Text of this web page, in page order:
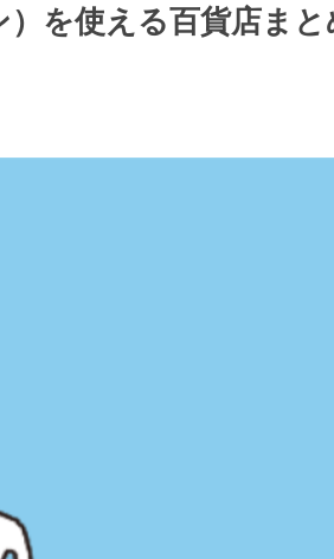
を使える百貨店まと